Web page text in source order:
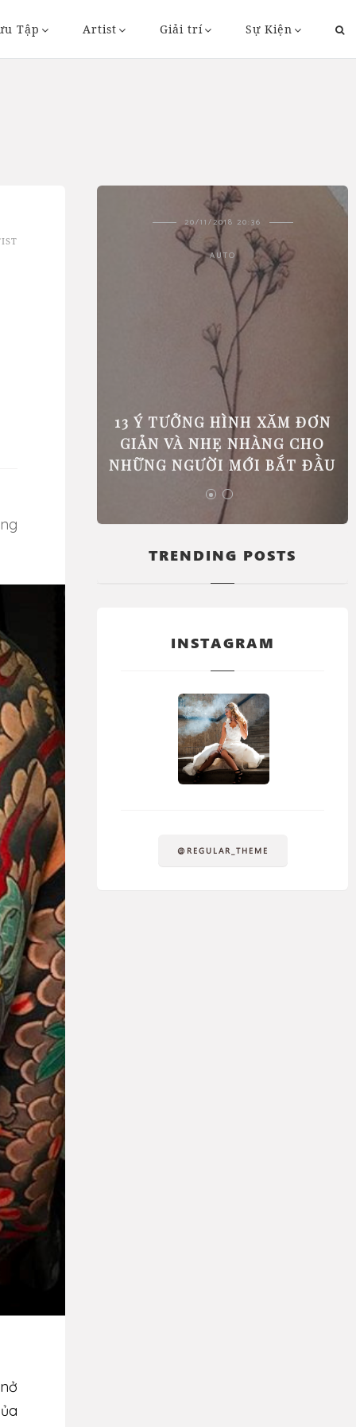
Tập Artist Giải trí Sự Kiện
20/11/2018 20:36
AUTO
13 Ý TƯỞNG HÌNH XĂM ĐƠN
GIẢN VÀ NHẸ NHÀNG CHO
NHỮNG NGƯỜI MỚI BẮT ĐẦU
TRENDING POSTS
INSTAGRAM
@REGULAR_THEME